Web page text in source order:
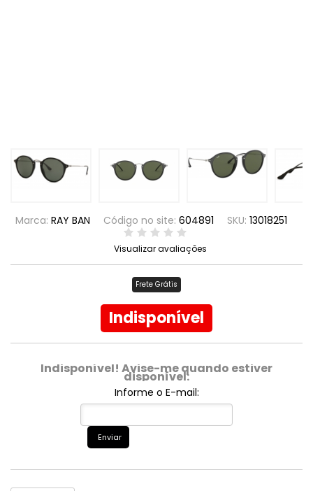
Marca: RAY BAN Código no site: 604891 SKU: 13018251
Visualizar avaliações
Frete Grátis
Indisponível
Indisponível! Avise-me quando estiver
disponível:
Informe o E-mail:
Enviar